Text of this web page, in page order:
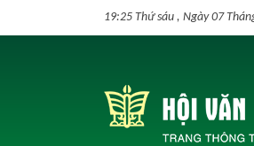
19:25 Thứ sáu , Ngày 07